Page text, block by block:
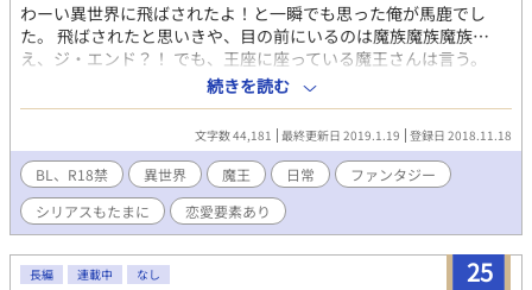
わーい異世界に飛ばされたよ！と一瞬でも思った俺が馬鹿でし
た。 飛ばされたと思いきや、目の前にいるのは魔族魔族魔族…
え、ジ・エンド？！ でも、王座に座っている魔王さんは言う。
「この世界を助けてほしい」と… まさかの召喚主が魔族！ってち
ょっとー！なんで俺をなでなでするのー？！ちょっとそのてつ
き！やめてください！ といったコミカルな異世界での魔族とのイ
チャコラファンタジーを予定しています。 もちろんハピエン予定
です 性描写含めた話がある場合は★マーク 鬱展開や重い話が入っ
ている場合は※マークを入れていきます そういった描写が苦手
な方はリターンをお願いします。 更新日変更や更新スケジュール
については近況ボードをご参考ください。 表紙絵は自作
続きを読む
文字数 44,181 最終更新日 2019.1.19 登録日 2018.11.18
BL、R18禁 異世界 魔王 日常
ファンタジー
シリアスもたまに
恋愛要素あり
25
長編 連載中 なし